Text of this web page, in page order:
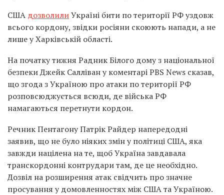
США дозволилиУкраїні бити по території РФ уздовж
всього кордону, звідки росіяни скоюють напади, а не
лише у Харківській області.
На початку тижня Радник Білого дому з національної
безпеки Джейк Салліван у коментарі PBS News сказав,
що згода з Україною про атаки по території РФ
розповсюджується всюди, де війська РФ
намагаються перетнути кордон.
Речник Пентагону Патрік Райдер напередодні
заявив, що не було ніяких змін у політиці США, яка
завжди націлена на те, щоб Україна завдавала
транскордонні контрудари там, де це необхідно.
Дозвіл на розширення атак свідчить про значне
просування у домовленностях між США та Україною.